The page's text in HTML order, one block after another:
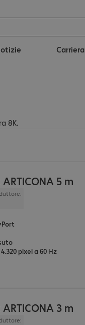
Carriera
8K.
5 m
4.320 pixel a 60 Hz
3 m